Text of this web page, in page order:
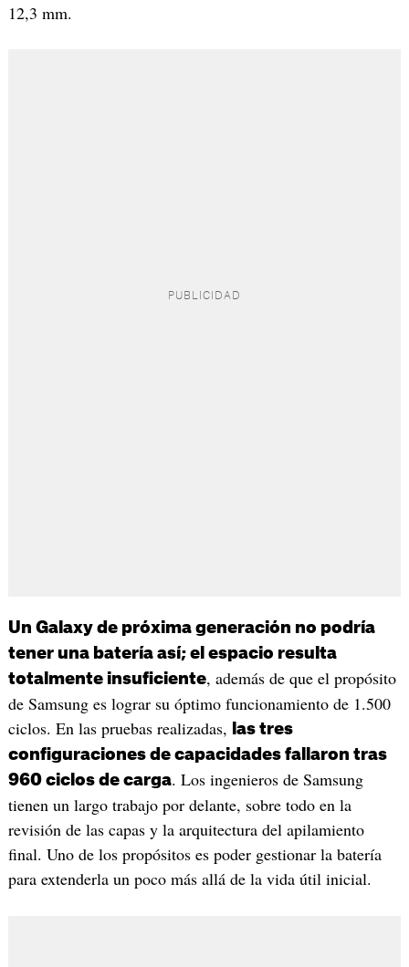
12,3 mm.
Un Galaxy de próxima generación no podría
tener una batería así; el espacio resulta
totalmente insuficiente, además de que el propósito
de Samsung es lograr su óptimo funcionamiento de 1.500
ciclos. En las pruebas realizadas,
las tres
configuraciones de capacidades fallaron tras
960 ciclos de carga. Los ingenieros de Samsung
tienen un largo trabajo por delante, sobre todo en la
revisión de las capas y la arquitectura del apilamiento
final. Uno de los propósitos es poder gestionar la batería
para extenderla un poco más allá de la vida útil inicial.